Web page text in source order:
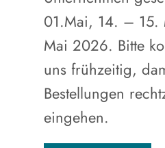
01.Mai, 14. – 15.
Mai 2026. Bitte
uns frühzeitig,
Bestellungen
eingehen.